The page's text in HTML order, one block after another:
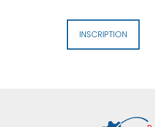
INSCRIPTION